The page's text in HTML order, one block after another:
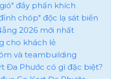
đầy phấn khích
chóp" độc lạ sát biển
2026 mới nhất
cho khách lẻ
và teambuilding
Đa Phước có gì đặc biệt?